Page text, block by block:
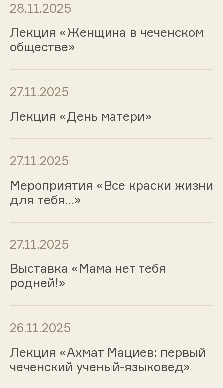
28.11.2025
Лекция «Женщина в чеченском
обществе»
27.11.2025
Лекция «День матери»
27.11.2025
Мероприятия «Все краски жизни
для тебя…»
27.11.2025
Выставка «Мама нет тебя
родней!»
26.11.2025
Лекция «Ахмат Мациев: первый
чеченский ученый-языковед»